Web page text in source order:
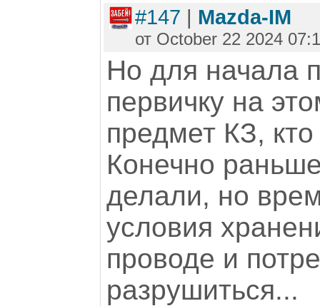
#147 | Mazda-IM
от October 22 2024
Но для начала
первичку на
предмет КЗ,
Конечно
делали, но
условия
проводе и
разрушиться...